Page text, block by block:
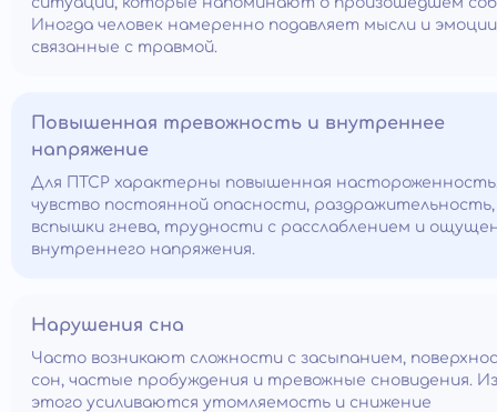
Иногда человек намеренно подавляет мысли и
связанные с травмой.
Повышенная тревожность и внутреннее
напряжение
Для ПТСР характерны повышенная
чувство постоянной опасности, раздражительность,
вспышки гнева, трудности с расслаблением и
внутреннего напряжения.
Нарушения сна
Часто возникают сложности с засыпанием,
сон, частые пробуждения и тревожные сновидения.
этого усиливаются утомляемость и снижение